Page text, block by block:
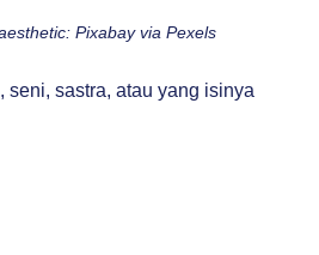
Pixabay via Pexels
seni, sastra, atau yang isinya